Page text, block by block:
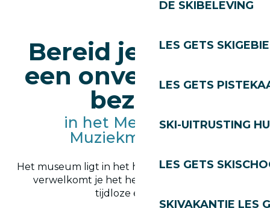
DE SKIBELEVING
LES GETS
LES GETS
SKI-UITRUSTING
LES GETS
SKIVAKANTIE LES
Bereid je voor op
een onvergetelijk
bezoek
in het Mechanisch
Muziekmuseum*.
Het museum ligt in het historische Old Village en
verwelkomt je het hele jaar door voor een
tijdloze ervaring.